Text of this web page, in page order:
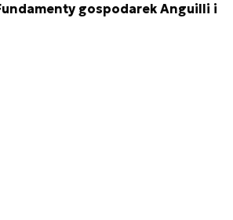
gospodarek Anguilli i